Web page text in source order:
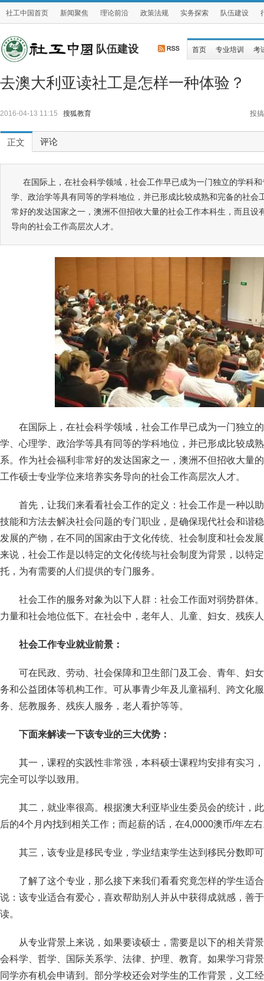
社工中国首页 新闻聚焦 理论前沿 政策法规 实务探索 队伍建设
队伍建设 首页 专业培训 考
去澳大利亚读社工是怎样一种体验？
2016-04-13 11:15 搜狐教育 投搞
正文 评论
在国际上，在社会科学领域，社会工作早已成为一门独立的学科
学、政治学等具有同等的学科地位，并已形成比较成熟和完备的社会
常好的发达国家之一，澳洲不但招收大量的社会工作本科生，而且设
导向的社会工作高层次人才。
在国际上，在社会科学领域，社会工作早已成为一门独立
学、心理学、政治学等具有同等的学科地位，并已形成比较成
系。作为社会福利非常好的发达国家之一，澳洲不但招收大量
工作硕士专业学位来培养实务导向的社会工作高层次人才。
首先，让我们来看看社会工作的定义：社会工作是一种以
技能和方法去解决社会问题的专门职业，是确保现代社会和谐
发展的产物，在不同的国家由于文化传统、社会制度和社会发
来说，社会工作是以特定的文化传统与社会制度为背景，以特
托，为有需要的人们提供的专门服务。
社会工作的服务对象为以下人群：社会工作面对弱势群体
力量和社会地位低下。在社会中，老年人、儿童、妇女、残疾
社会工作专业就业前景：
可在民政、劳动、社会保障和卫生部门及工会、青年、妇
务和公益团体等机构工作。可从事青少年及儿童福利、跨文化
务、惩教服务、残疾人服务，老人看护等等。
下面来解读一下该专业的三大优势：
其一，课程的实践性非常强，本科硕士课程均安排有实习
完全可以学以致用。
其二，就业率很高。根据澳大利亚毕业生委员会的统计，
后的4个月内找到相关工作；而起薪的话，在4,0000澳币/年左
其三，该专业是移民专业，学业结束学生达到移民分数即
了解了这个专业，那么接下来我们看看究竟怎样的学生适
说：该专业适合有爱心，喜欢帮助别人并从中获得成就感，善
读。
从专业背景上来说，如果要读硕士，需要是以下的相关背
会科学、哲学、国际关系学、法律、护理、教育。如果学习背
同学亦有机会申请到。部分学校还会对学生的工作背景，义工